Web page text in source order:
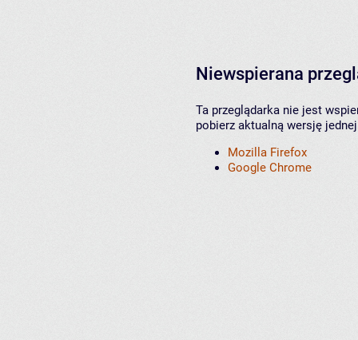
Niewspierana
Ta przeglądarka nie jest
pobierz aktualną wersję
Mozilla Firefox
Google Chrome